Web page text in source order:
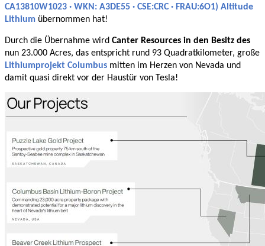
CA13810W1023 · WKN: A3DE55 · CSE:CRC · FRAU:6O1) Altitude
Lithium übernommen hat!
Durch die Übernahme wird Canter Resources in den Besitz des
nun 23.000 Acres, das entspricht rund 93 Quadratkilometer, große
Lithiumprojekt Columbus mitten im Herzen von Nevada und
damit quasi direkt vor der Haustür von Tesla!